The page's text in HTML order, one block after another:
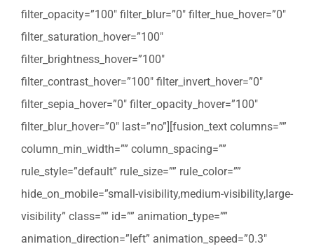
filter_opacity=”100″ filter_blur=”0″ filter_hue_hover=”0″
filter_saturation_hover=”100″
filter_brightness_hover=”100″
filter_contrast_hover=”100″ filter_invert_hover=”0″
filter_sepia_hover=”0″ filter_opacity_hover=”100″
filter_blur_hover=”0″ last=”no”][fusion_text columns=””
column_min_width=”” column_spacing=””
rule_style=”default” rule_size=”” rule_color=””
hide_on_mobile=”small-visibility,medium-visibility,large-
visibility” class=”” id=”” animation_type=””
animation_direction=”left” animation_speed=”0.3″